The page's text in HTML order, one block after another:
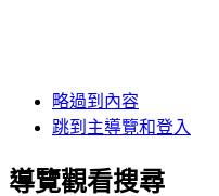
略過到內容
跳到主導覽和登入
導覽觀看搜尋